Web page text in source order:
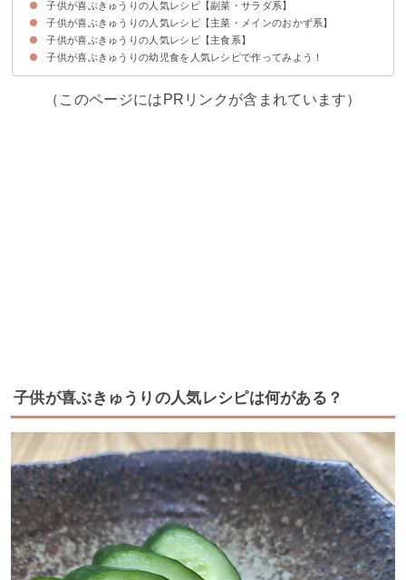
子供が喜ぶきゅうりの人気レシピ【副菜・サラダ系】
①もやしときゅうりの簡単おかか和え
②きゅうり入りの春雨サラダ
③きゅうりだけで簡単に作れる醤油漬け
④きゅうりとベーコンのマカロニサラダ
⑤箸が止まらなくなるメンマ入りやみつききゅうり
⑥ごまの風味で箸が進むきゅうりのめんつゆ漬け
⑦幼児食用で薄味のポテトサラダ
⑧きゅうりとりんごのヨーグルト入りコールスロー
子供が喜ぶきゅうりの人気レシピ【主菜・メインのおかず系】
①レンジで簡単に作れる棒々鶏
②きゅうりと豚肉のガーリックソテー
③きゅうりとハムの生春巻き
④子供が喜ぶケチャップ味のきゅうりの豚肉巻き
⑤きゅうりとサーモンのカルパッチョ
⑥きゅうりとソーセージのピンチョス
⑦きゅうりととうもろこしのかき揚げ
子供が喜ぶきゅうりの人気レシピ【主食系】
①きゅうりと明太子の冷製クリームパスタ
②辛さ控えめで子供でも食べやすい炸醤麺
③夏野菜を具沢山に入れたキーマカレー
④子供のお弁当に人気の三色丼
⑤きゅうりと納豆の冷や汁そうめん
⑥きゅうりとツナの卵トーストサンド
⑦きゅうりとちくわの海苔巻
子供が喜ぶきゅうりの幼児食を人気レシピで作ってみよう！
（このページにはPRリンクが含まれています）
子供が喜ぶきゅうりの人気レシピは何がある？